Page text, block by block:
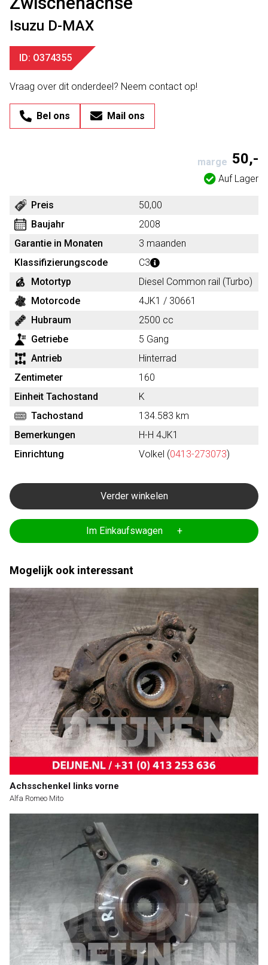
Isuzu D-MAX
ID: O374355
Vraag over dit onderdeel? Neem contact op!
Bel ons Mail ons
marge 50,-
Auf Lager
Preis
50,00
Baujahr
2008
Garantie in Monaten
3 maanden
Klassifizierungscode
C3
Motortyp
Diesel Common rail (Turbo)
Motorcode
4JK1 / 30661
Hubraum
2500 cc
Getriebe
5 Gang
Antrieb
Hinterrad
Zentimeter
160
Einheit Tachostand
K
Tachostand
134.583 km
Bemerkungen
H-H 4JK1
Einrichtung
Volkel (0413-273073)
Verder winkelen
Im Einkaufswagen +
Mogelijk ook interessant
Achsschenkel links vorne
Alfa Romeo Mito